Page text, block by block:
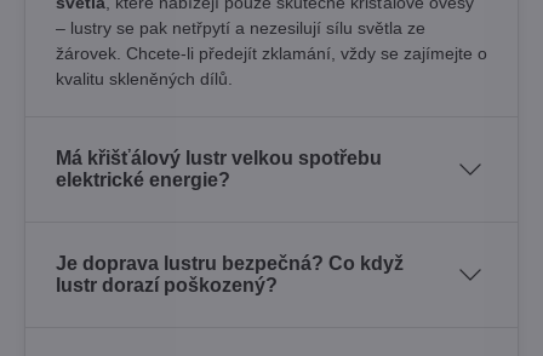
– lustry se pak netřpytí a nezesilují sílu světla ze
žárovek. Chcete-li předejít zklamání, vždy se zajímejte o
kvalitu skleněných dílů.
Má křišťálový lustr velkou spotřebu
elektrické energie?
Je doprava lustru bezpečná? Co když
lustr dorazí poškozený?